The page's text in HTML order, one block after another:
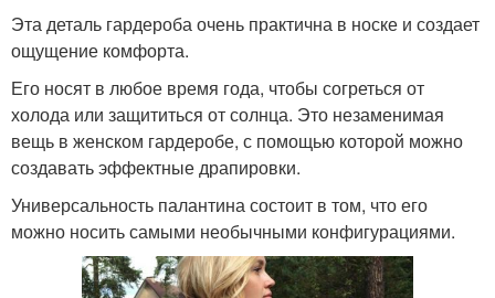
Эта деталь гардероба очень практична в носке и создает
ощущение комфорта.
Его носят в любое время года, чтобы согреться от
холода или защититься от солнца. Это незаменимая
вещь в женском гардеробе, с помощью которой можно
создавать эффектные драпировки.
Универсальность палантина состоит в том, что его
можно носить самыми необычными конфигурациями.